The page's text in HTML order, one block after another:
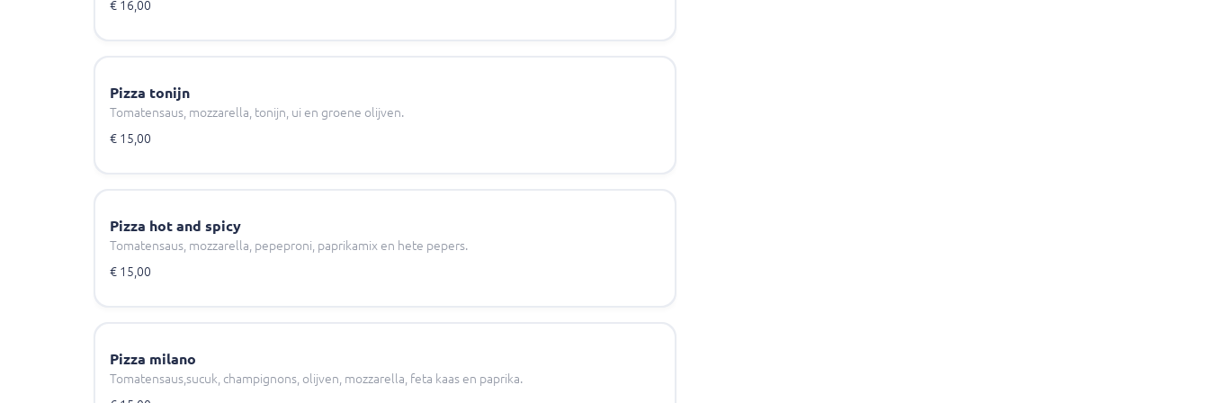
€ 16,00
Pizza tonijn
Tomatensaus, mozzarella, tonijn, ui en groene olijven.
€ 15,00
Pizza hot and spicy
Tomatensaus, mozzarella, pepeproni, paprikamix en hete pepers.
€ 15,00
Pizza milano
Tomatensaus,sucuk, champignons, olijven, mozzarella, feta kaas en paprika.